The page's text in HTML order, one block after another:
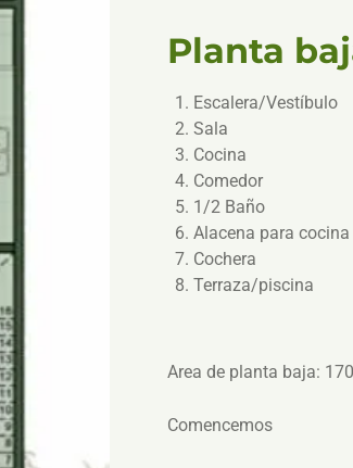
Planta
Escalera/Vestíbulo
Sala
Cocina
Comedor
1/2 Baño
Alacena para cocina
Cochera
Terraza/piscina
Area de planta baja:
Comencemos